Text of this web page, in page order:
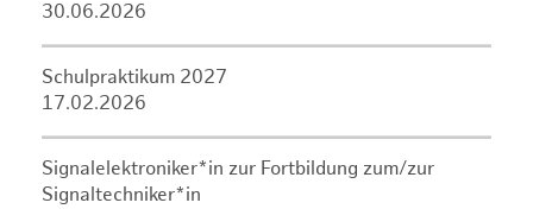
30.06.2026
Schulpraktikum 2027
17.02.2026
Signalelektroniker*in zur Fortbildung zum/zur
Signaltechniker*in